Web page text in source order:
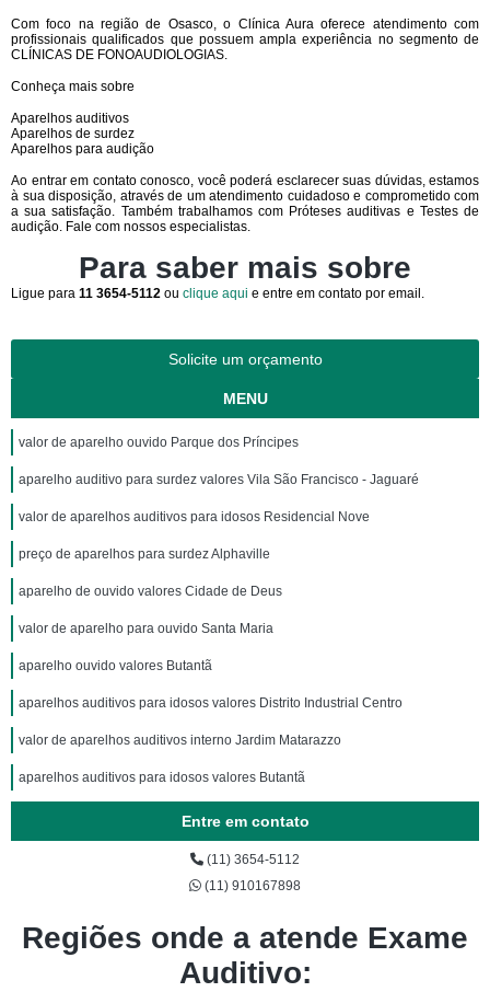
Com foco na região de Osasco, o Clínica Aura oferece atendimento com
profissionais qualificados que possuem ampla experiência no segmento de
CLÍNICAS DE FONOAUDIOLOGIAS.
Conheça mais sobre
Aparelhos auditivos
Aparelhos de surdez
Aparelhos para audição
Ao entrar em contato conosco, você poderá esclarecer suas dúvidas, estamos
à sua disposição, através de um atendimento cuidadoso e comprometido com
a sua satisfação. Também trabalhamos com Próteses auditivas e Testes de
audição. Fale com nossos especialistas.
Para saber mais sobre
Ligue para 11 3654-5112 ou clique aqui e entre em contato por email.
Solicite um orçamento
MENU
valor de aparelho ouvido Parque dos Príncipes
aparelho auditivo para surdez valores Vila São Francisco - Jaguaré
valor de aparelhos auditivos para idosos Residencial Nove
preço de aparelhos para surdez Alphaville
aparelho de ouvido valores Cidade de Deus
valor de aparelho para ouvido Santa Maria
aparelho ouvido valores Butantã
aparelhos auditivos para idosos valores Distrito Industrial Centro
valor de aparelhos auditivos interno Jardim Matarazzo
aparelhos auditivos para idosos valores Butantã
Entre em contato
(11) 3654-5112
(11) 910167898
Regiões onde a atende Exame
Auditivo: